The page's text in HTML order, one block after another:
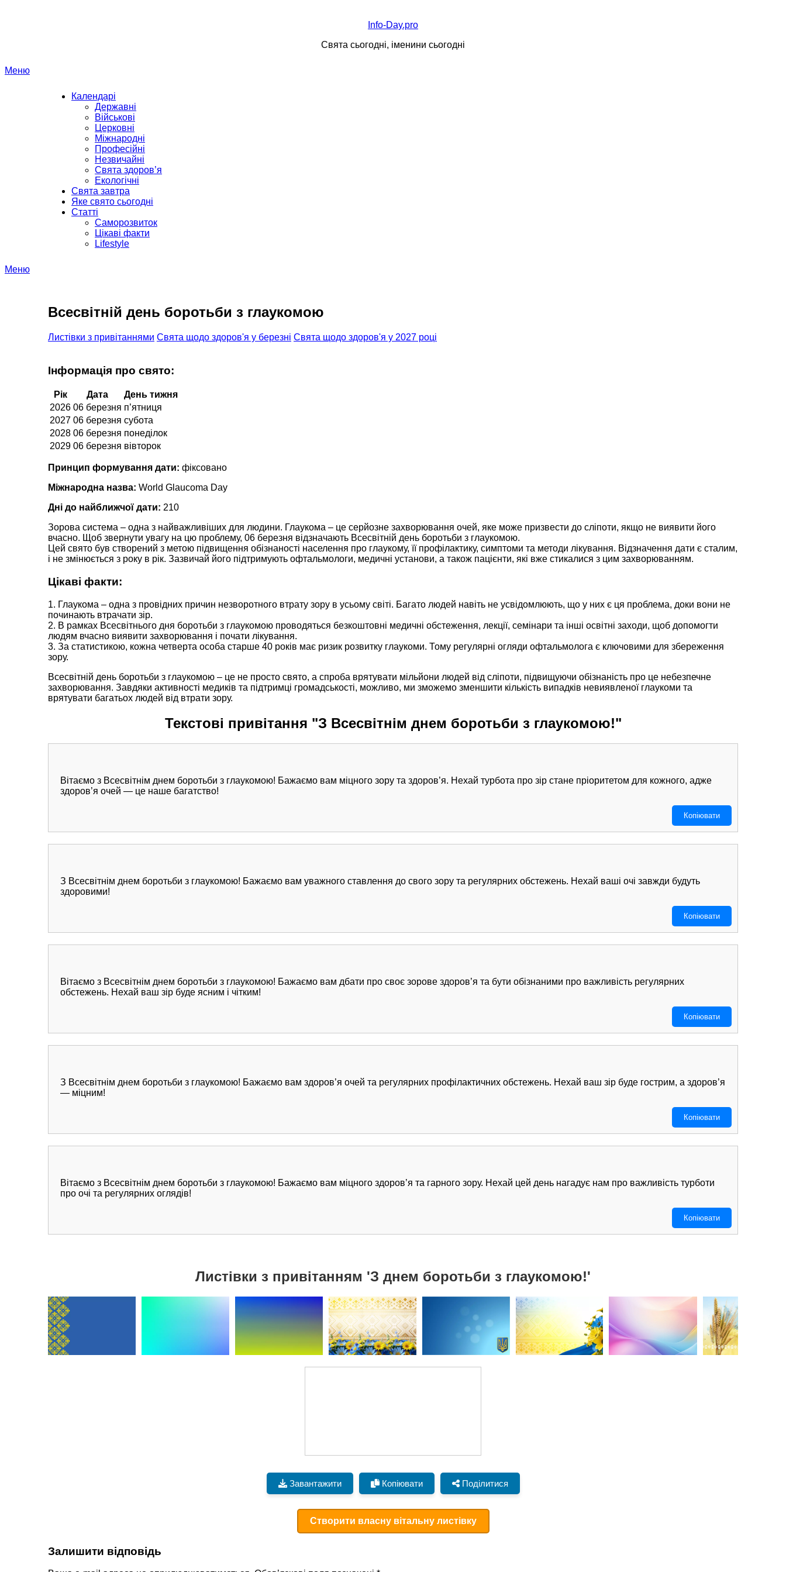
Info-Day.pro
Свята сьогодні, іменини сьогодні
Меню
Календарі
Державні
Військові
Церковні
Міжнародні
Професійні
Незвичайні
Свята здоров’я
Екологічні
Свята завтра
Яке свято сьогодні
Статті
Саморозвиток
Цікаві факти
Lifestyle
Меню
Всесвітній день боротьби з глаукомою
Листівки з привітаннями Свята щодо здоров'я у березні Свята щодо здоров'я у 2027 році
Інформація про свято:
Рік Дата
День тижня
2026 06 березня п’ятниця
2027 06 березня субота
2028 06 березня понеділок
2029 06 березня вівторок
Принцип формування дати: фіксовано
Міжнародна назва: World Glaucoma Day
Дні до найближчої дати: 210
Зорова система – одна з найважливіших для людини. Глаукома – це серйозне захворювання очей, яке може призвести до сліпоти, якщо не виявити його
вчасно. Щоб звернути увагу на цю проблему, 06 березня відзначають Всесвітній день боротьби з глаукомою.
Цей свято був створений з метою підвищення обізнаності населення про глаукому, її профілактику, симптоми та методи лікування. Відзначення дати є сталим,
і не змінюється з року в рік. Зазвичай його підтримують офтальмологи, медичні установи, а також пацієнти, які вже стикалися з цим захворюванням.
Цікаві факти:
1. Глаукома – одна з провідних причин незворотного втрату зору в усьому світі. Багато людей навіть не усвідомлюють, що у них є ця проблема, доки вони не
починають втрачати зір.
2. В рамках Всесвітнього дня боротьби з глаукомою проводяться безкоштовні медичні обстеження, лекції, семінари та інші освітні заходи, щоб допомогти
людям вчасно виявити захворювання і почати лікування.
3. За статистикою, кожна четверта особа старше 40 років має ризик розвитку глаукоми. Тому регулярні огляди офтальмолога є ключовими для збереження
зору.
Всесвітній день боротьби з глаукомою – це не просто свято, а спроба врятувати мільйони людей від сліпоти, підвищуючи обізнаність про це небезпечне
захворювання. Завдяки активності медиків та підтримці громадськості, можливо, ми зможемо зменшити кількість випадків невиявленої глаукоми та
врятувати багатьох людей від втрати зору.
Текстові привітання "З Всесвітнім днем боротьби з глаукомою!"
Вітаємо з Всесвітнім днем боротьби з глаукомою! Бажаємо вам міцного зору та здоров’я. Нехай турбота про зір стане пріоритетом для кожного, адже
здоров’я очей — це наше багатство!
Копіювати
З Всесвітнім днем боротьби з глаукомою! Бажаємо вам уважного ставлення до свого зору та регулярних обстежень. Нехай ваші очі завжди будуть
здоровими!
Копіювати
Вітаємо з Всесвітнім днем боротьби з глаукомою! Бажаємо вам дбати про своє зорове здоров’я та бути обізнаними про важливість регулярних
обстежень. Нехай ваш зір буде ясним і чітким!
Копіювати
З Всесвітнім днем боротьби з глаукомою! Бажаємо вам здоров’я очей та регулярних профілактичних обстежень. Нехай ваш зір буде гострим, а здоров’я
— міцним!
Копіювати
Вітаємо з Всесвітнім днем боротьби з глаукомою! Бажаємо вам міцного здоров’я та гарного зору. Нехай цей день нагадує нам про важливість турботи
про очі та регулярних оглядів!
Копіювати
Листівки з привітанням 'З днем боротьби з глаукомою!'
Завантажити Копіювати Поділитися
Створити власну вітальну листівку
Залишити відповідь